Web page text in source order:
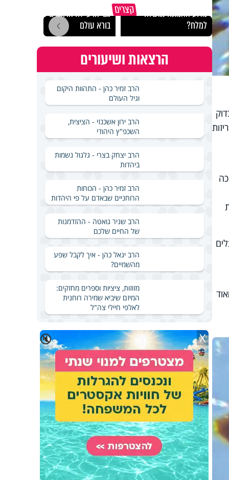
כה
קצרים
מדוע האמונה נמשלה
למלח?
גם ׳הרע׳ זה הרחמים של
בורא עולם
הרצאות ושיעורים
הרב זמיר כהן - התהוות היקום
וגיל העולם
הרב ירון אשכנזי - הציצית,
השכפ"ץ היהודי
הרב יצחק בצרי - גלגול נשמות
ביהדות
הרב זמיר כהן - הכוחות
הרוחניים שבאדם על פי היהדות
הרב שניר גואטה - ההזדמנות
של החיים שלכם
הרב יגאל כהן - איך לקבל שפע
מהשמיים?
מזוזות, ציציות וספרים מחזקים:
המיזם שיביא שמירה רוחנית
לאלפי חיילי צה"ל
🔇 X